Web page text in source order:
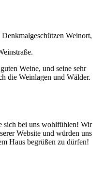
Weinort,
Weine, und seine sehr
die Weinlagen und Wälder.
sich bei uns wohlfühlen! Wir
Website und würden uns
Haus begrüßen zu dürfen!